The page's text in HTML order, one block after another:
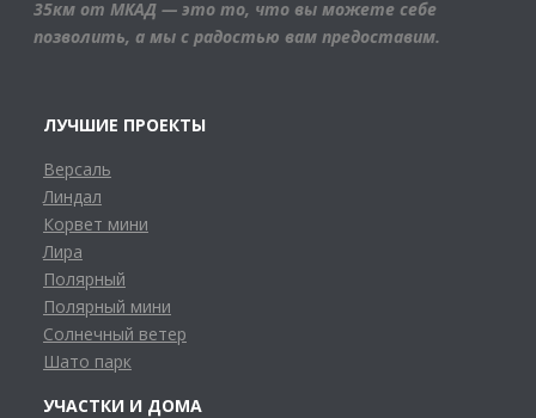
35км от МКАД — это то, что вы можете себе
позволить, а мы с радостью вам предоставим.
ЛУЧШИЕ ПРОЕКТЫ
Версаль
Линдал
Корвет мини
Лира
Полярный
Полярный мини
Солнечный ветер
Шато парк
УЧАСТКИ И ДОМА